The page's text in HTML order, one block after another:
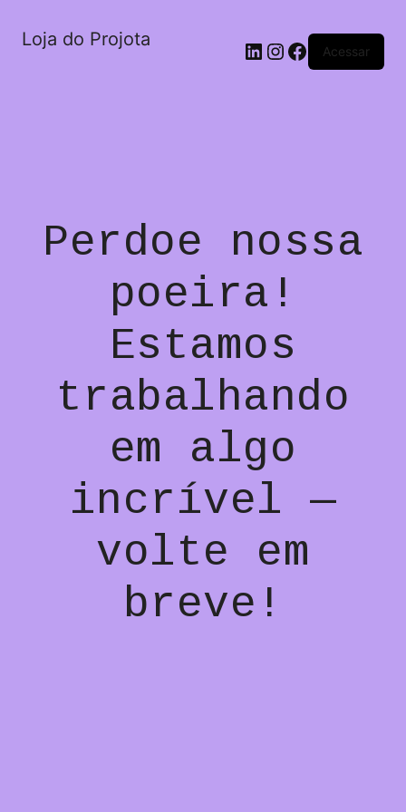
Loja do Projota LinkedIn
Instagram
Facebook
Acessar
Perdoe nossa
poeira!
Estamos
trabalhando
em algo
incrível —
volte em
breve!